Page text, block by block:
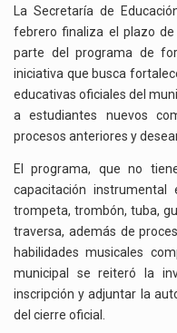
La Secretaría de
febrero finaliza el plazo
parte del programa de
iniciativa que busca
educativas oficiales del
a estudiantes nuevos
procesos anteriores y
El programa, que no
capacitación
trompeta, trombón, tuba,
traversa, además de
habilidades musicales
municipal se reiteró la
inscripción y adjuntar la
del cierre oficial.